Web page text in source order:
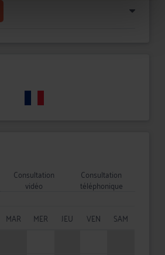
Consultation
vidéo
Consultation
téléphonique
MAR MER JEU VEN
SAM